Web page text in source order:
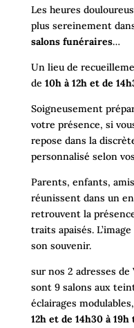
Les heures
plus sereinement
salons funéraires…
Un lieu de
de 10h à 12h et de
Soigneusement
votre présence, si
repose dans la
personnalisé selon
Parents, enfants,
réunissent dans un
retrouvent la
traits apaisés.
son souvenir.
sur nos 2 adresses de
sont 9 salons aux
éclairages
12h et de 14h30 à